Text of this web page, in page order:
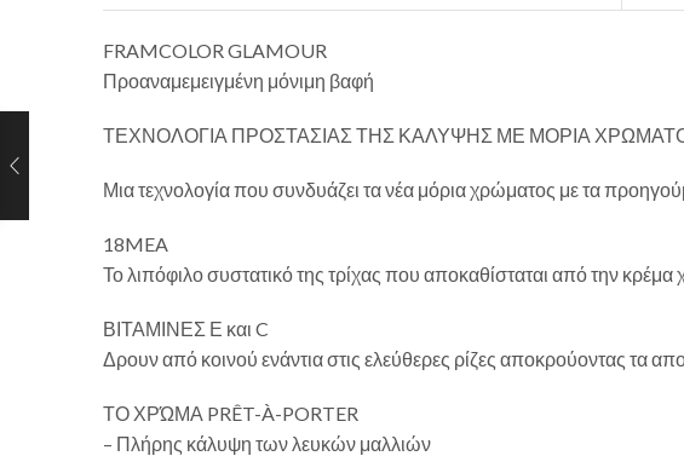
FRAMCOLOR GLAMOUR
Προαναμεμειγμένη μόνιμη βαφή
ΤΕΧΝΟΛΟΓΙΑ ΠΡΟΣΤΑΣΙΑΣ ΤΗΣ ΚΑΛΥΨΗΣ ΜΕ ΜΟΡΙΑ
Μια τεχνολογία που συνδυάζει τα νέα μόρια χρώματος με τα
18MEA
Το λιπόφιλο συστατικό της τρίχας που αποκαθίσταται από την
ΒΙΤΑΜΙΝΕΣ Ε και C
Δρουν από κοινού ενάντια στις ελεύθερες ρίζες αποκρούοντας τα
ΤΟ ΧΡΏΜΑ PRÊT-À-PORTER
– Πλήρης κάλυψη των λευκών μαλλιών